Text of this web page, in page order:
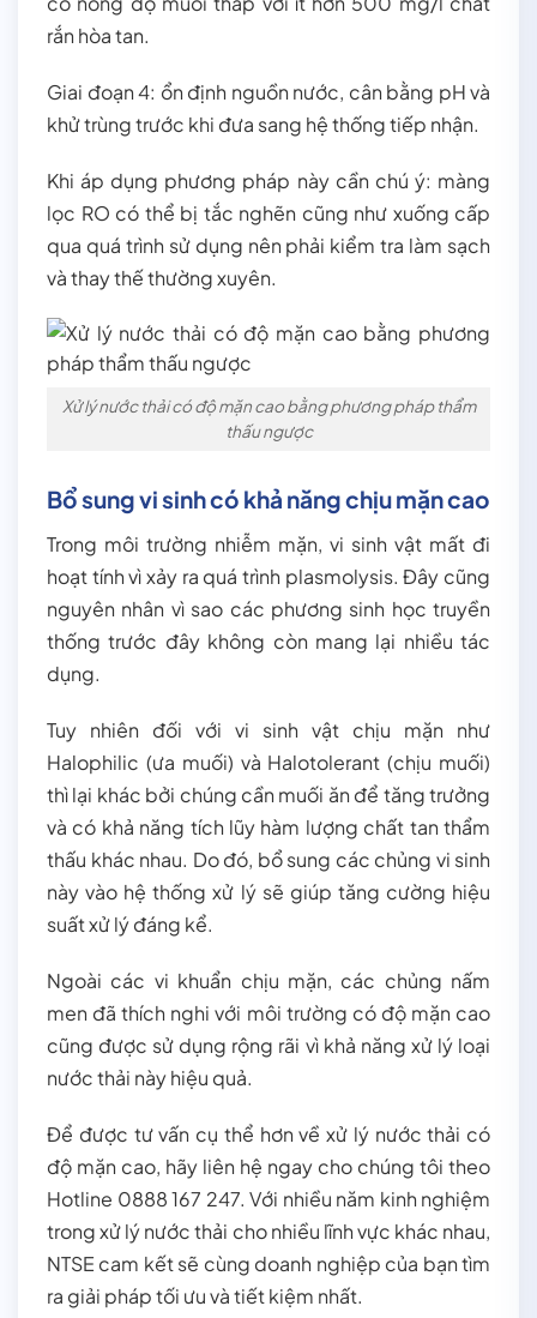
rắn hòa tan.
Giai đoạn 4: ổn định nguồn nước, cân bằng pH và
khử trùng trước khi đưa sang hệ thống tiếp nhận.
Khi áp dụng phương pháp này cần chú ý: màng
lọc RO có thể bị tắc nghẽn cũng như xuống cấp
qua quá trình sử dụng nên phải kiểm tra làm sạch
và thay thế thường xuyên.
Xử lý nước thải có độ mặn cao bằng phương pháp thẩm
thấu ngược
Bổ sung vi sinh có khả năng chịu mặn cao
Trong môi trường nhiễm mặn, vi sinh vật mất đi
hoạt tính vì xảy ra quá trình plasmolysis. Đây cũng
nguyên nhân vì sao các phương sinh học truyền
thống trước đây không còn mang lại nhiều tác
dụng.
Tuy nhiên đối với vi sinh vật chịu mặn như
Halophilic (ưa muối) và Halotolerant (chịu muối)
thì lại khác bởi chúng cần muối ăn để tăng trưởng
và có khả năng tích lũy hàm lượng chất tan thẩm
thấu khác nhau. Do đó, bổ sung các chủng vi sinh
này vào hệ thống xử lý sẽ giúp tăng cường hiệu
suất xử lý đáng kể.
Ngoài các vi khuẩn chịu mặn, các chủng nấm
men đã thích nghi với môi trường có độ mặn cao
cũng được sử dụng rộng rãi vì khả năng xử lý loại
nước thải này hiệu quả.
Để được tư vấn cụ thể hơn về xử lý nước thải có
độ mặn cao, hãy liên hệ ngay cho chúng tôi theo
Hotline 0888 167 247. Với nhiều năm kinh nghiệm
trong xử lý nước thải cho nhiều lĩnh vực khác nhau,
NTSE cam kết sẽ cùng doanh nghiệp của bạn tìm
ra giải pháp tối ưu và tiết kiệm nhất.